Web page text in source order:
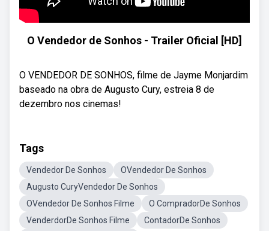
O Vendedor de Sonhos - Trailer Oficial [HD]
O VENDEDOR DE SONHOS, filme de Jayme Monjardim
baseado na obra de Augusto Cury, estreia 8 de
dezembro nos cinemas!
Tags
Vendedor De Sonhos
OVendedor De Sonhos
Augusto CuryVendedor De Sonhos
OVendedor De Sonhos Filme
O CompradorDe Sonhos
VenderdorDe Sonhos Filme
ContadorDe Sonhos